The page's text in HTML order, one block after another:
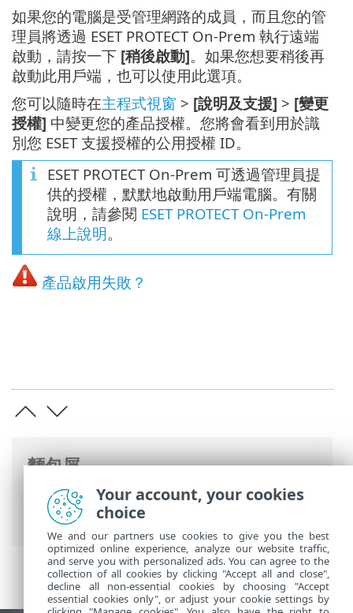
麵包屑
ESET 線上說明>ESET Endpoint Antivirus>
啟動 ESET Endpoint Antivirus
如果您的電腦是受管理網路的成員，而且您的管
理員將透過 ESET PROTECT On-Prem 執行遠端
啟動，請按一下 [稍後啟動]。如果您想要稍後再
啟動此用戶端，也可以使用此選項。
您可以隨時在主程式視窗 > [說明及支援] > [變更
授權] 中變更您的產品授權。您將會看到用於識
別您 ESET 支援授權的公用授權 ID。
ESET PROTECT On-Prem 可透過管理員提
供的授權，默默地啟動用戶端電腦。有關
說明，請參閱 ESET PROTECT On-Prem
線上說明。
產品啟用失敗？
Your account, your cookies
choice
We and our partners use cookies to give you the best
optimized online experience, analyze our website traffic,
and serve you with personalized ads. You can agree to the
collection of all cookies by clicking "Accept all and close",
decline all non-essential cookies by choosing "Accept
essential cookies only", or adjust your cookie settings by